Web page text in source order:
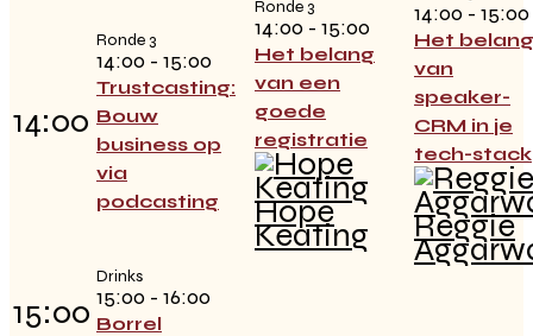
14:00
Ronde 3
14:00 - 15:00
Trustcasting:
Bouw
business op
via
podcasting
Ronde 3
14:00 - 15:00
Het belang
van een
goede
registratie
Hope
Keating
14:00 - 15:00
Het belang
van
speaker-
CRM in je
tech-stack
Reggie
15:00
Drinks
15:00 - 16:00
Borrel